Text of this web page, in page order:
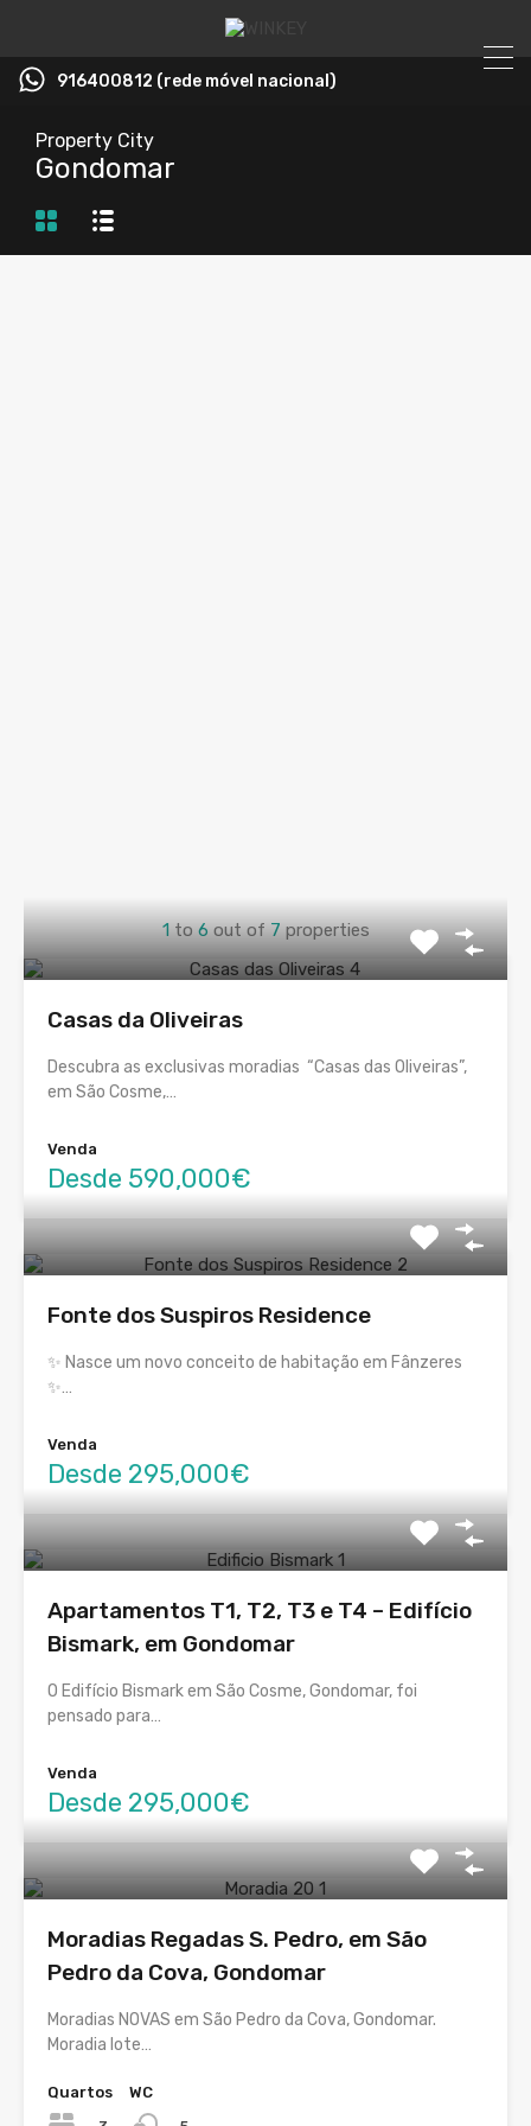
916400812 (rede móvel nacional)
Property City
Gondomar
1 to6 out of7 properties
Casas da Oliveiras
Descubra as exclusivas moradias “Casas das Oliveiras”,
em São Cosme,…
Venda
Desde 590,000€
Fonte dos Suspiros Residence
✨ Nasce um novo conceito de habitação em Fânzeres
✨…
Venda
Desde 295,000€
Apartamentos T1, T2, T3 e T4 – Edifício
Bismark, em Gondomar
O Edifício Bismark em São Cosme, Gondomar, foi
pensado para…
Venda
Desde 295,000€
Moradias Regadas S. Pedro, em São
Pedro da Cova, Gondomar
Moradias NOVAS em São Pedro da Cova, Gondomar.
Moradia lote…
Quartos
WC